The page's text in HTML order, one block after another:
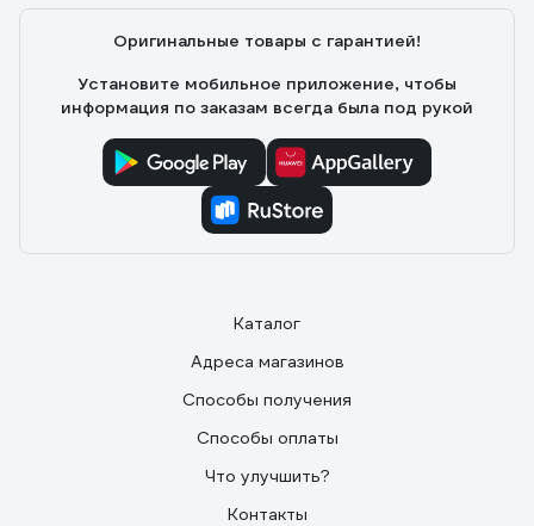
Оригинальные товары с гарантией!
Установите мобильное приложение, чтобы
информация по заказам всегда была под рукой
Каталог
Адреса магазинов
Способы получения
Способы оплаты
Что улучшить?
Контакты